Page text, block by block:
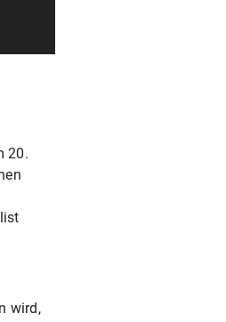
20.
wird,